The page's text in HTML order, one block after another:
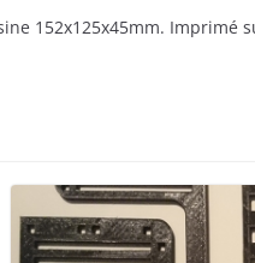
152x125x45mm. Imprimé